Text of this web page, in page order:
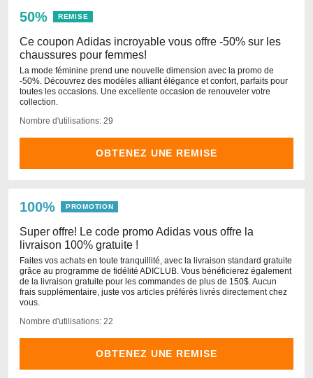
50% REMISE
Ce coupon Adidas incroyable vous offre -50% sur les
chaussures pour femmes!
La mode féminine prend une nouvelle dimension avec la promo de
-50%. Découvrez des modèles alliant élégance et confort, parfaits pour
toutes les occasions. Une excellente occasion de renouveler votre
collection.
Nombre d'utilisations: 29
OBTENEZ UNE REMISE
100% PROMOTION
Super offre! Le code promo Adidas vous offre la
livraison 100% gratuite !
Faites vos achats en toute tranquillité, avec la livraison standard gratuite
grâce au programme de fidélité ADICLUB. Vous bénéficierez également
de la livraison gratuite pour les commandes de plus de 150$. Aucun
frais supplémentaire, juste vos articles préférés livrés directement chez
vous.
Nombre d'utilisations: 22
OBTENEZ UNE REMISE